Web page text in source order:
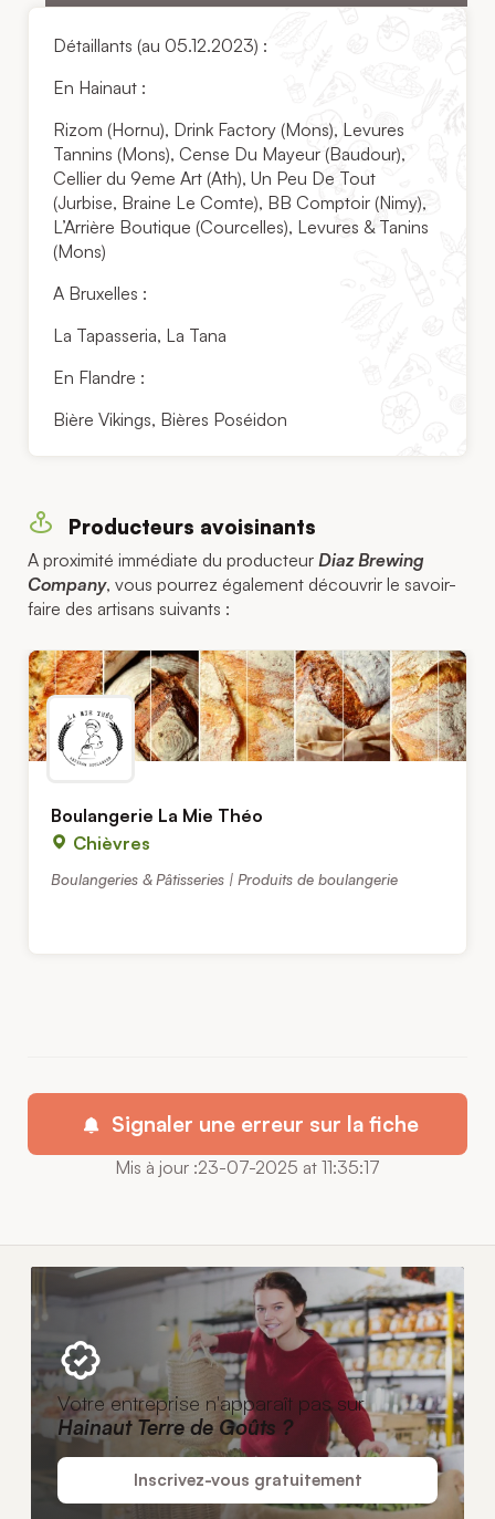
Détaillants (au 05.12.2023) :
En Hainaut :
Rizom (Hornu), Drink Factory (Mons), Levures
Tannins (Mons), Cense Du Mayeur (Baudour),
Cellier du 9eme Art (Ath), Un Peu De Tout
(Jurbise, Braine Le Comte), BB Comptoir (Nimy),
L’Arrière Boutique (Courcelles), Levures & Tanins
(Mons)
A Bruxelles :
La Tapasseria, La Tana
En Flandre :
Bière Vikings, Bières Poséidon
Producteurs avoisinants
A proximité immédiate du producteur Diaz Brewing
Company, vous pourrez également découvrir le savoir-
faire des artisans suivants :
Boulangerie La Mie Théo
Chièvres
Boulangeries & Pâtisseries | Produits de boulangerie
Signaler une erreur sur la fiche
Mis à jour :23-07-2025 at 11:35:17
Votre entreprise n'apparaît pas sur
Hainaut Terre de Goûts ?
Inscrivez-vous gratuitement